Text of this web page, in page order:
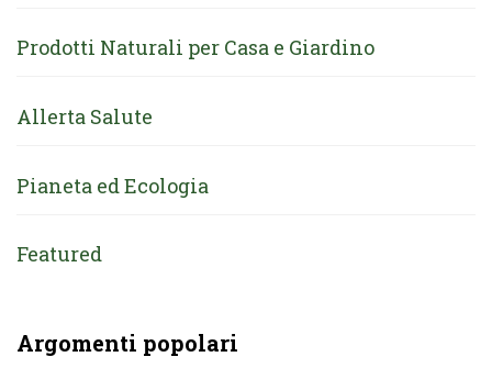
Prodotti Naturali per Casa e Giardino
Allerta Salute
Pianeta ed Ecologia
Featured
Argomenti popolari